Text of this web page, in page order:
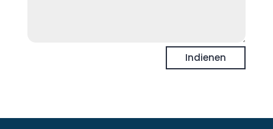
Indienen